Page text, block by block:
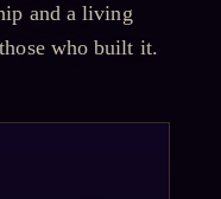
and a living
who built it.